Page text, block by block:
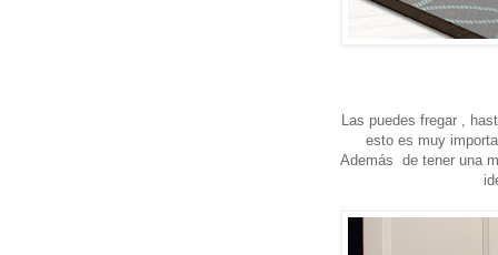
Las puedes fregar ,
esto es muy
Además de tener una